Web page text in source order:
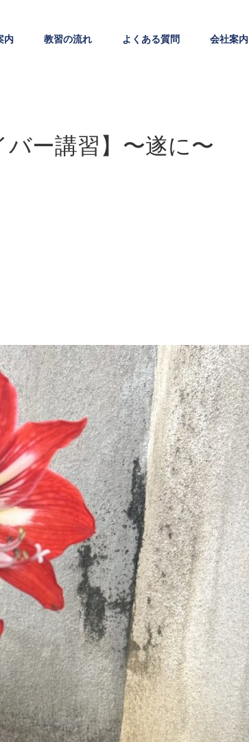
内 教習の流れ よくある質問 会社案内
ー講習】〜遂に〜